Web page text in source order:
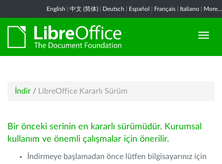
English 中文 (简体) Deutsch Español Français Italiano More...
İndir / LibreOffice Kararlı Sürüm
Bir önceki serinin en kararlı sürümüdür. Kurumsal
kullanım ve önemli çalışmalar için önerilir.
İndirmeye başlamadan önce lütfen bilgisayarınız için